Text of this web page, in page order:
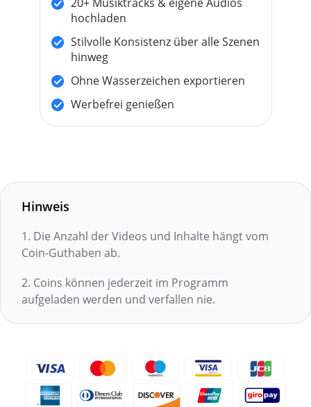
hochladen
Stilvolle Konsistenz über alle Szenen
hinweg
Ohne Wasserzeichen exportieren
Werbefrei genießen
Hinweis
1. Die Anzahl der Videos und Inhalte hängt vom
Coin-Guthaben ab.
2. Coins können jederzeit im Programm
aufgeladen werden und verfallen nie.